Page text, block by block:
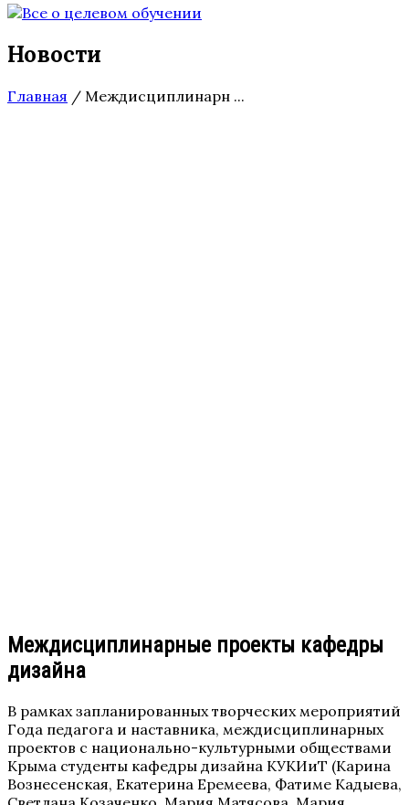
Новости
Главная / Междисциплинарн ...
Междисциплинарные проекты кафедры
дизайна
В рамках запланированных творческих мероприятий
Года педагога и наставника, междисциплинарных
проектов с национально-культурными обществами
Крыма студенты кафедры дизайна КУКИиТ (Карина
Вознесенская, Екатерина Еремеева, Фатиме Кадыева,